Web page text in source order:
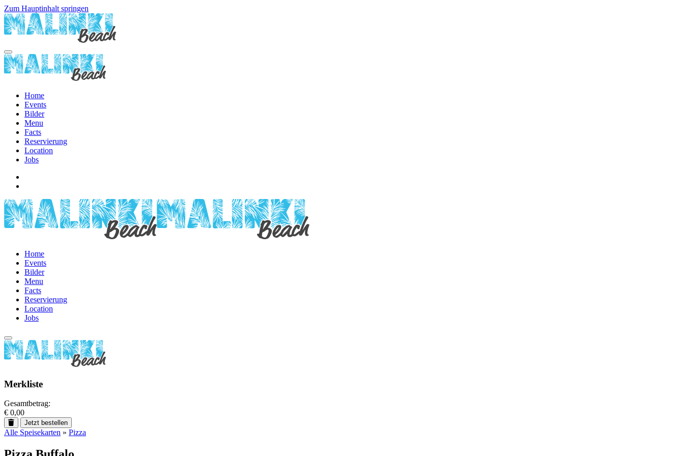
Zum Hauptinhalt springen
Home
Events
Bilder
Menu
Facts
Reservierung
Location
Jobs
Home
Events
Bilder
Menu
Facts
Reservierung
Location
Jobs
Merkliste
Gesamtbetrag:
€ 0,00
Jetzt bestellen
Alle Speisekarten » Pizza